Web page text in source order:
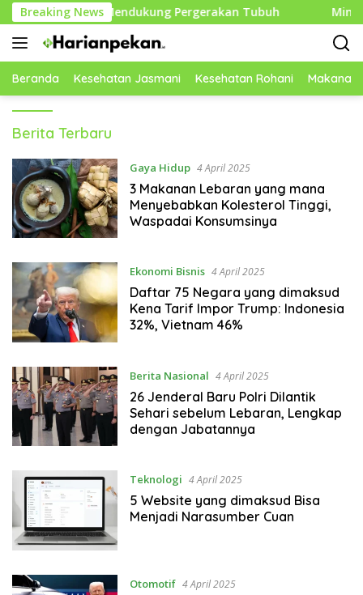
Langsung
ke
konten
Breaking News
dan Mendukung Pergerakan Tubuh Mindfulness
Beranda Kesehatan Jasmani Kesehatan Rohani Makanan
Harianpekan
Berita Terbaru
Gaya Hidup 4 April 2025
3 Makanan Lebaran yang mana
Menyebabkan Kolesterol Tinggi,
Waspadai Konsumsinya
Ekonomi Bisnis 4 April 2025
Daftar 75 Negara yang dimaksud
Kena Tarif Impor Trump: Indonesia
32%, Vietnam 46%
Berita Nasional 4 April 2025
26 Jenderal Baru Polri Dilantik
Sehari sebelum Lebaran, Lengkap
dengan Jabatannya
Teknologi 4 April 2025
5 Website yang dimaksud Bisa
Menjadi Narasumber Cuan
Otomotif 4 April 2025